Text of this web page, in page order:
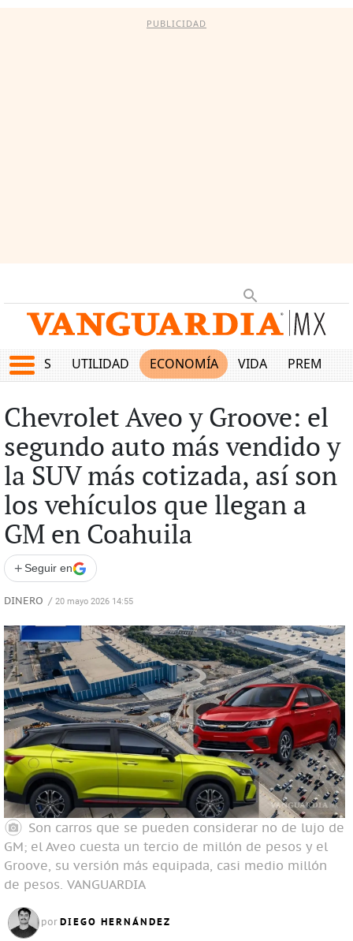
PUBLICIDAD
UTILIDAD ECONOMÍA VIDA PREMIUM
Chevrolet Aveo y Groove: el
segundo auto más vendido y
la SUV más cotizada, así son
los vehículos que llegan a
GM en Coahuila
+ Seguir en
DINERO / 20 mayo 2026 14:55
Son carros que se pueden considerar no de lujo de
GM; el Aveo cuesta un tercio de millón de pesos y el
Groove, su versión más equipada, casi medio millón
de pesos. VANGUARDIA
por DIEGO HERNÁNDEZ